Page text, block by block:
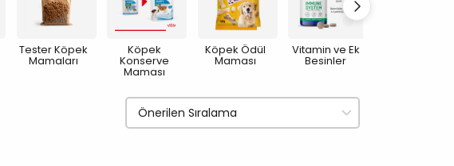
Tester Köpek
Mamaları
Köpek
Konserve
Maması
Köpek Ödül
Maması
Vitamin ve Ek
Besinler